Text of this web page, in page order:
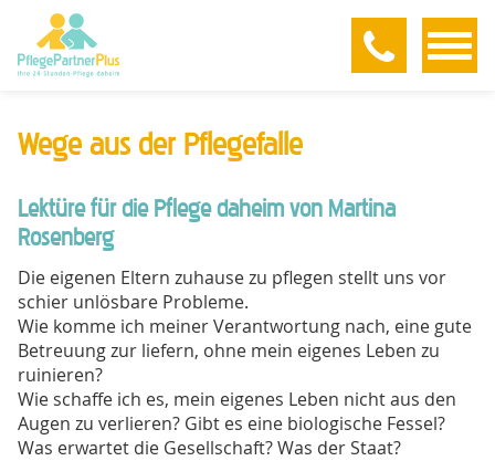
Menu
Wege aus der Pflegefalle
Lektüre für die Pflege daheim von Martina
Rosenberg
Die eigenen Eltern zuhause zu pflegen stellt uns vor
schier unlösbare Probleme.
Wie komme ich meiner Verantwortung nach, eine gute
Betreuung zur liefern, ohne mein eigenes Leben zu
ruinieren?
Wie schaffe ich es, mein eigenes Leben nicht aus den
Augen zu verlieren? Gibt es eine biologische Fessel?
Was erwartet die Gesellschaft? Was der Staat?